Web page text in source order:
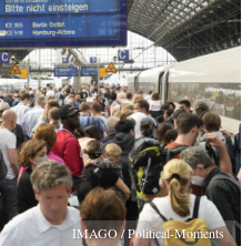
IMAGO / Political-Moments